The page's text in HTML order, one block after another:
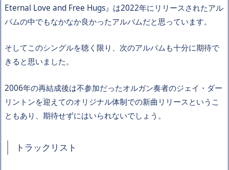
Eternal Love and Free Hugs』は2022年にリリースされたアル
バムの中でもなかなか良かったアルバムだと思っています。
そしてこのシングルを聴く限り、次のアルバムも十分に期待で
きると思いました。
2006年の再結成後は不参加だったオルガン奏者のジェイ・ダー
リントンを迎えてのオリジナル体制での新曲リリースというこ
ともあり、期待せずにはいられないでしょう。
トラックリスト